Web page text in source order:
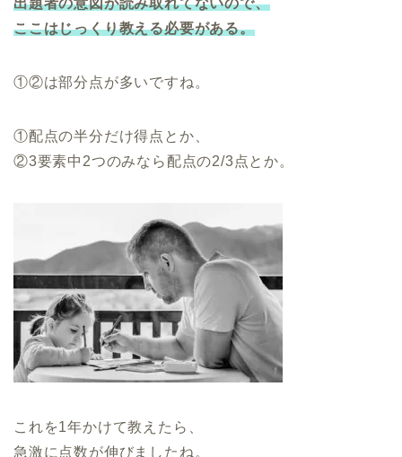
出題者の意図が読み取れてないので、
ここはじっくり教える必要がある。
①②は部分点が多いですね。
①配点の半分だけ得点とか、
②3要素中2つのみなら配点の2/3点とか。
これを1年かけて教えたら、
急激に点数が伸びましたね。